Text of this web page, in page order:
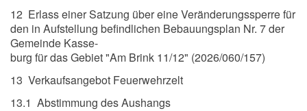
12 Erlass einer Satzung über eine Veränderungssperre für
den in Aufstellung befindlichen Bebauungsplan Nr. 7 der
Gemeinde Kasse-
burg für das Gebiet "Am Brink 11/12" (2026/060/157)
13 Verkaufsangebot Feuerwehrzelt
13.1 Abstimmung des Aushangs